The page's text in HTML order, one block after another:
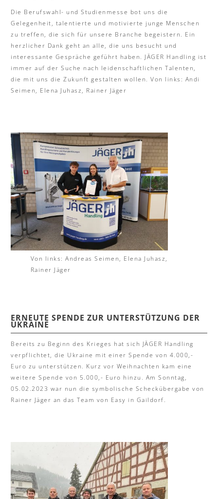
Die Berufswahl- und Studienmesse bot uns die
Gelegenheit, talentierte und motivierte junge Menschen
zu treffen, die sich für unsere Branche begeistern. Ein
herzlicher Dank geht an alle, die uns besucht und
interessante Gespräche geführt haben. JÄGER Handling ist
immer auf der Suche nach leidenschaftlichen Talenten,
die mit uns die Zukunft gestalten wollen. Von links: Andi
Seimen, Elena Juhasz, Rainer Jäger
Von links: Andreas Seimen, Elena Juhasz,
Rainer Jäger
ERNEUTE SPENDE ZUR UNTERSTÜTZUNG DER
UKRAINE
Bereits zu Beginn des Krieges hat sich JÄGER Handling
verpflichtet, die Ukraine mit einer Spende von 4.000,-
Euro zu unterstützen. Kurz vor Weihnachten kam eine
weitere Spende von 5.000,- Euro hinzu. Am Sonntag,
05.02.2023 war nun die symbolische Scheckübergabe von
Rainer Jäger an das Team von Easy in Gaildorf.